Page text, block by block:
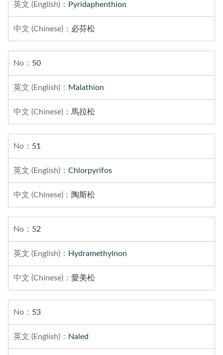
Pyridaphenthion
必芬松
50
Malathion
馬拉松
51
Chlorpyrifos
陶斯松
52
Hydramethylnon
愛美松
53
Naled